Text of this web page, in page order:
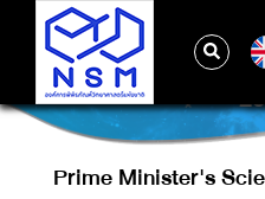
PRIME
Prime Minister's